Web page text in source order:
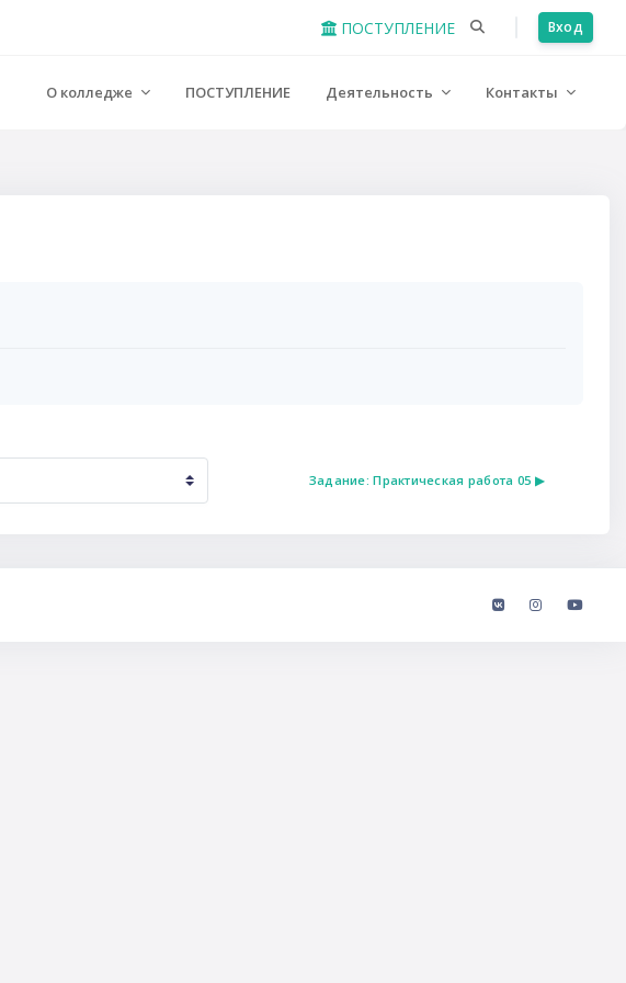
ПОСТУПЛЕНИЕ Вход
О колледже ПОСТУПЛЕНИЕ Деятельность Контакты
Задание: Практическая работа 05 ▶︎